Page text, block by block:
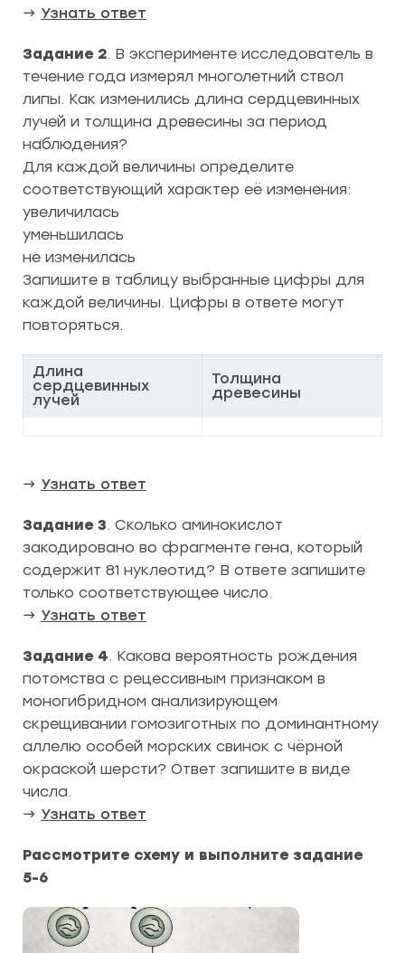
→ Узнать ответ
Задание 2. В эксперименте исследователь в
течение года измерял многолетний ствол
липы. Как изменились длина сердцевинных
лучей и толщина древесины за период
наблюдения?
Для каждой величины определите
соответствующий характер её изменения:
увеличилась
уменьшилась
не изменилась
Запишите в таблицу выбранные цифры для
каждой величины. Цифры в ответе могут
повторяться.
Длина
сердцевинных
лучей
Толщина
древесины
→ Узнать ответ
Задание 3. Сколько аминокислот
закодировано во фрагменте гена, который
содержит 81 нуклеотид? В ответе запишите
только соответствующее число.
→ Узнать ответ
Задание 4. Какова вероятность рождения
потомства с рецессивным признаком в
моногибридном анализирующем
скрещивании гомозиготных по доминантному
аллелю особей морских свинок с чёрной
окраской шерсти? Ответ запишите в виде
числа.
→ Узнать ответ
Рассмотрите схему и выполните задание
5-6